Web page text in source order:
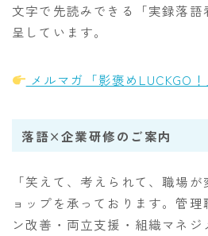
文字で先読みできる「実録落
呈しています。
メルマガ「影褒めLUCKGO
落語×企業研修のご案内
「笑えて、考えられて、職場
ョップを承っております。管理
ン改善・両立支援・組織マネ